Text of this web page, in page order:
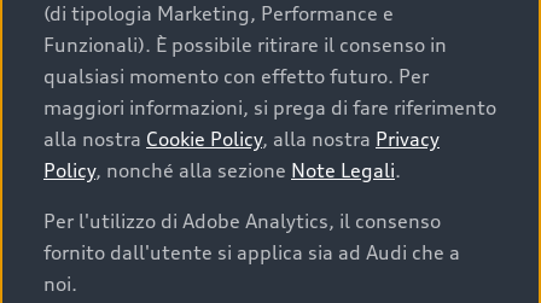
Cosa sapere prima di
acquistare la tua prossima
auto
I requisiti fondamentali da considerare prima di
acquistare un’auto usata, oltre al prezzo e all'aspetto,
(di tipologia Marketing, Performance e
Funzionali). È possibile ritirare il consenso in
qualsiasi momento con effetto futuro. Per
maggiori informazioni, si prega di fare riferimento
alla nostra Cookie Policy, alla nostra Privacy
Policy, nonché alla sezione Note Legali.
Per l'utilizzo di Adobe Analytics, il consenso
fornito dall'utente si applica sia ad Audi che a
noi.